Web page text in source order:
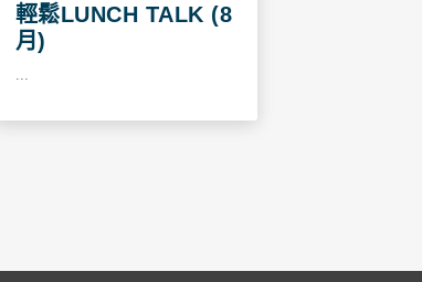
輕鬆LUNCH TALK (8
月)